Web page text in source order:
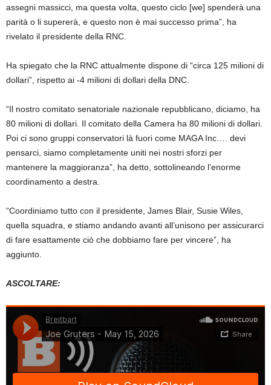
assegni massicci, ma questa volta, questo ciclo [we] spenderà una
parità o li supererà, e questo non è mai successo prima”, ha
rivelato il presidente della RNC.
Ha spiegato che la RNC attualmente dispone di “circa 125 milioni di
dollari”, rispetto ai -4 milioni di dollari della DNC.
“Il nostro comitato senatoriale nazionale repubblicano, diciamo, ha
80 milioni di dollari. Il comitato della Camera ha 80 milioni di dollari.
Poi ci sono gruppi conservatori là fuori come MAGA Inc…. devi
pensarci, siamo completamente uniti nei nostri sforzi per
mantenere la maggioranza”, ha detto, sottolineando l’enorme
coordinamento a destra.
“Coordiniamo tutto con il presidente, James Blair, Susie Wiles,
quella squadra, e stiamo andando avanti all’unisono per assicurarci
di fare esattamente ciò che dobbiamo fare per vincere”, ha
aggiunto.
ASCOLTARE: